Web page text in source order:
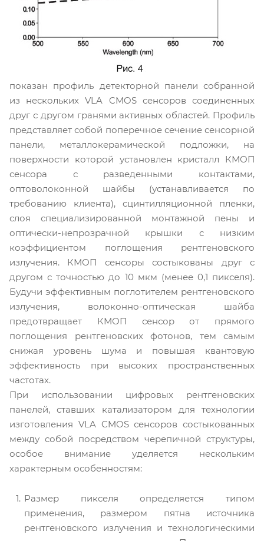
показан профиль детекторной панели собранной
из нескольких VLA CMOS сенсоров соединенных
друг с другом гранями активных областей. Профиль
представляет собой поперечное сечение сенсорной
панели, металлокерамической подложки, на
поверхности которой установлен кристалл КМОП
сенсора с разведенными контактами,
оптоволоконной шайбы (устанавливается по
требованию клиента), сцинтилляционной пленки,
слоя специализированной монтажной пены и
оптически-непрозрачной крышки с низким
коэффициентом поглощения рентгеновского
излучения. КМОП сенсоры состыкованы друг с
другом с точностью до 10 мкм (менее 0,1 пикселя).
Будучи эффективным поглотителем рентгеновского
излучения, волоконно-оптическая шайба
предотвращает КМОП сенсор от прямого
поглощения рентгеновских фотонов, тем самым
снижая уровень шума и повышая квантовую
эффективность при высоких пространственных
частотах.
При использовании цифровых рентгеновских
панелей, ставших катализатором для технологии
изготовления VLA CMOS сенсоров состыкованных
между собой посредством черепичной структуры,
особое внимание уделяется нескольким
характерным особенностям:
Размер пикселя определяется типом
применения, размером пятна источника
рентгеновского излучения и технологическими